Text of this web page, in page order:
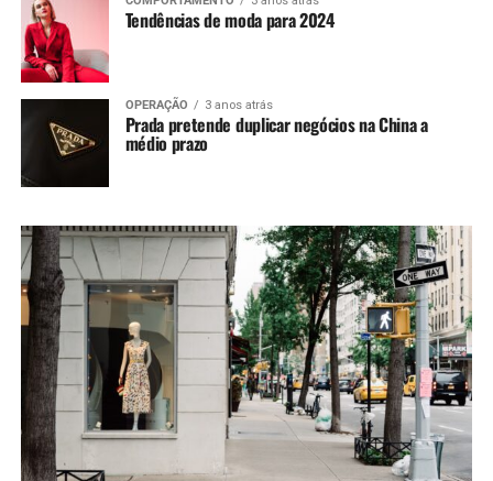
Tendências de moda para 2024
OPERAÇÃO 3 anos atrás
Prada pretende duplicar negócios na China a
médio prazo